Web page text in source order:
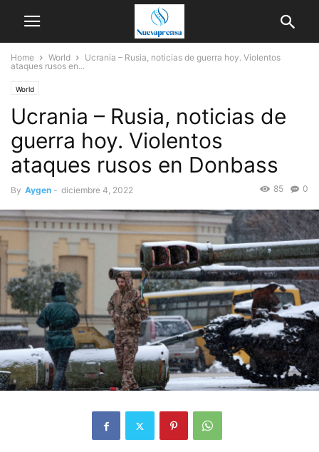
Home World
Ucrania – Rusia, noticias de guerra hoy. Violentos
ataques rusos en...
World
Ucrania – Rusia, noticias de
guerra hoy. Violentos
ataques rusos en Donbass
By Aygen - diciembre 4, 2022 0
85